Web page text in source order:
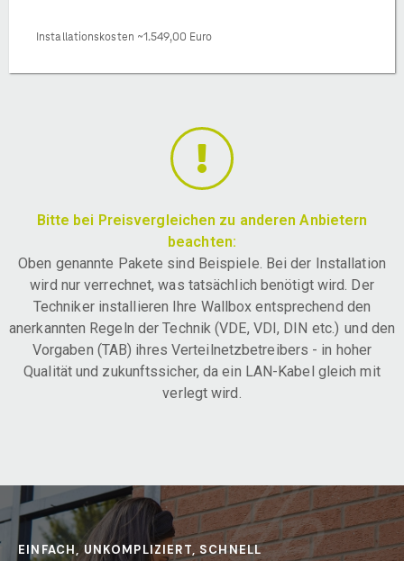
Installationskosten ~1.549,00 Euro
Bitte bei Preisvergleichen zu anderen Anbietern
beachten:
Oben genannte Pakete sind Beispiele. Bei der Installation
wird nur verrechnet, was tatsächlich benötigt wird. Der
Techniker installieren Ihre Wallbox entsprechend den
anerkannten Regeln der Technik (VDE, VDI, DIN etc.) und den
Vorgaben (TAB) ihres Verteilnetzbetreibers - in hoher
Qualität und zukunftssicher, da ein LAN-Kabel gleich mit
verlegt wird.
EINFACH, UNKOMPLIZIERT, SCHNELL